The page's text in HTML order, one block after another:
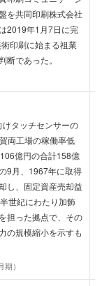
を共同印刷株式会社
2019年1月7日に完
印刷に始まる祖業
であった。
タッチセンサーの
両工場の稼働率低
億円の合計158億
9月、1967年に取得
し、固定資産売却益
世紀にわたり加飾
担った拠点で、その
の規模縮小を示すも
）